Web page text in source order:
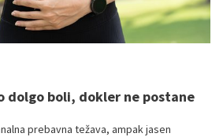
dolgo boli, dokler ne postane
prebavna težava, ampak jasen